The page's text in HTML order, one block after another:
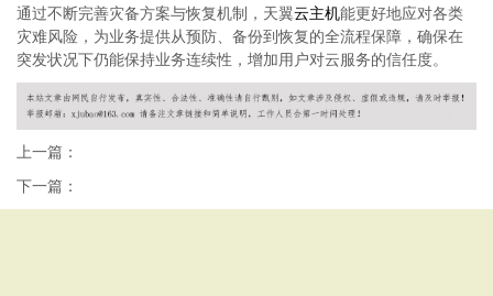
通过不断完善灾备方案与恢复机制，天翼云主机能更好地应对各类
灾难风险，为业务提供从预防、备份到恢复的全流程保障，确保在
突发状况下仍能保持业务连续性，增加用户对云服务的信任度。
上一篇：
下一篇：